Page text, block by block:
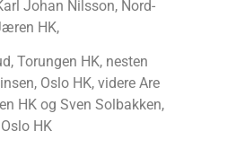
Johan Nilsson, Nord-
HK,
Torungen HK, nesten
Oslo HK, videre Are
HK og Sven Solbakken,
Oslo HK